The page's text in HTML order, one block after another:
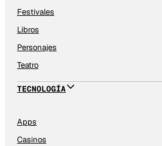
Festivales
Libros
Personajes
Teatro
TECNOLOGÍA
Apps
Casinos